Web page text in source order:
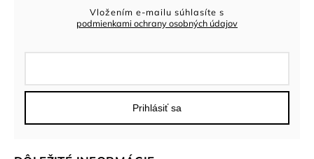
Vložením e-mailu súhlasíte s
podmienkami ochrany osobných údajov
Prihlásiť sa